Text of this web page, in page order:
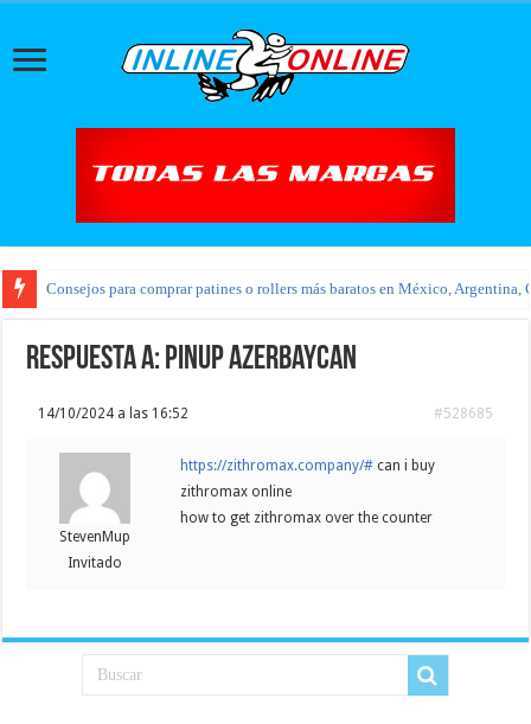
Consejos para comprar patines o rollers más baratos en México, Argentina,
Respuesta a: pinup azerbaycan
14/10/2024 a las 16:52 #528685
StevenMup
Invitado
https://zithromax.company/# can i buy
zithromax online
how to get zithromax over the counter